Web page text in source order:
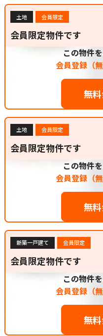
土地 会員限定
会員限定物件です
この物件
会員登録（無
無
土地 会員限定
会員限定物件です
この物件
会員登録（無
無
新築一戸建て 会員限定
会員限定物件です
この物件
会員登録（無
無